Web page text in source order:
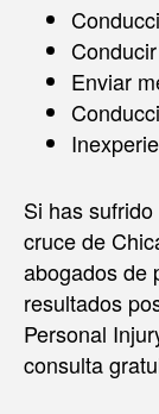
Enviar
Si has
cruce de
abogados de
resultados
Personal
consulta